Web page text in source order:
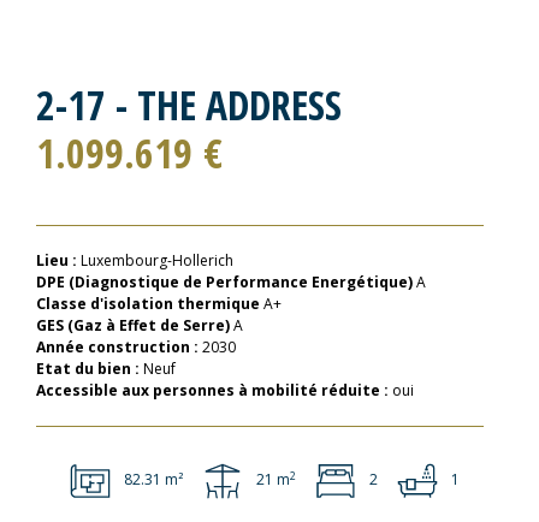
2-17 - THE ADDRESS
1.099.619 €
Lieu : Luxembourg-Hollerich
DPE (Diagnostique de Performance Energétique)A
Classe d'isolation thermique A+
GES (Gaz à Effet de Serre)A
Année construction : 2030
Etat du bien : Neuf
Accessible aux personnes à mobilité réduite : oui
82.31 m² 21 m2 2 1